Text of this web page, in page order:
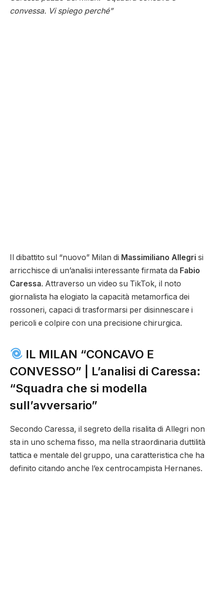
convessa. Vi spiego perché”
Il dibattito sul “nuovo” Milan di Massimiliano Allegri si
arricchisce di un’analisi interessante firmata da Fabio
Caressa. Attraverso un video su TikTok, il noto
giornalista ha elogiato la capacità metamorfica dei
rossoneri, capaci di trasformarsi per disinnescare i
pericoli e colpire con una precisione chirurgica.
IL MILAN “CONCAVO E
CONVESSO” | L’analisi di Caressa:
“Squadra che si modella
sull’avversario”
Secondo Caressa, il segreto della risalita di Allegri non
sta in uno schema fisso, ma nella straordinaria duttilità
tattica e mentale del gruppo, una caratteristica che ha
definito citando anche l’ex centrocampista Hernanes.